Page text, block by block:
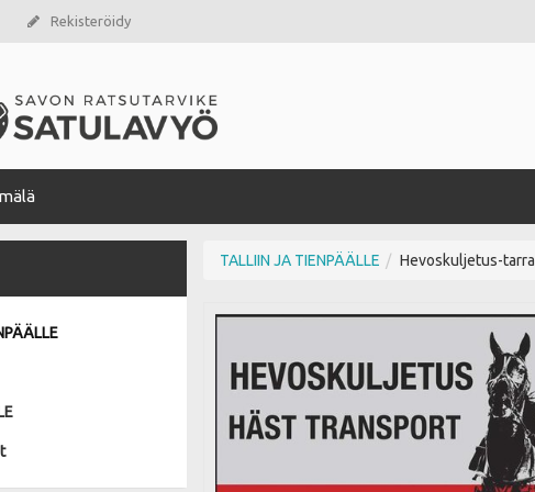
Rekisteröidy
TALLIIN JA TIENPÄÄLLE Hevoskuljetus-tarra